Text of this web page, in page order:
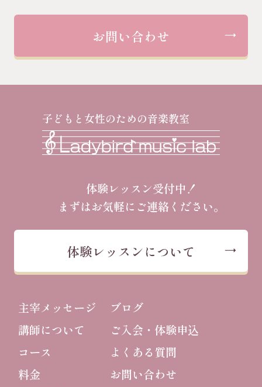
お問い合わせ
子どもと女性のための音楽教室
体験レッスン受付中！
まずはお気軽にご連絡ください。
体験レッスンについて
主宰メッセージ
講師について
コース
料金
ブログ
ご入会・体験申込
よくある質問
お問い合わせ